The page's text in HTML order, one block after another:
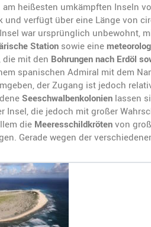
heißesten umkämpften Inseln
verfügt über eine Länge von
war ursprünglich unbewohnt,
Station sowie eine
die mit den Bohrungen nach Erdöl
spanischen Admiral mit dem
der Zugang ist jedoch
Seeschwalbenkolonien lassen
Insel, die jedoch mit großer
die Meeresschildkröten von
Gerade wegen der